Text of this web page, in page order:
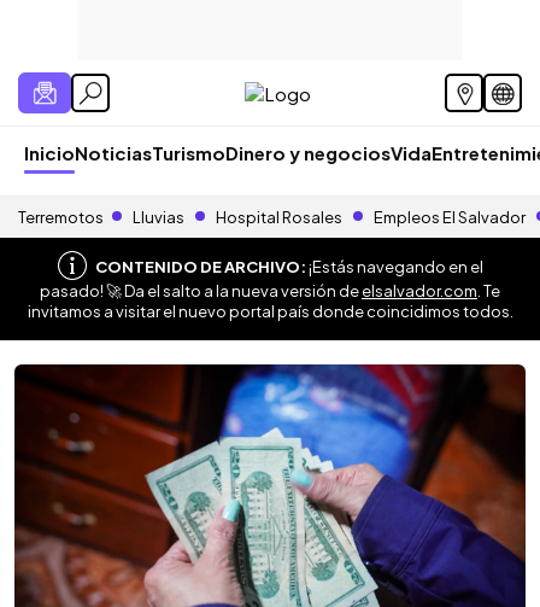
InicioNoticiasTurismoDinero y negociosVida
Terremotos Lluvias Hospital Rosales Empleos El Salvador
CONTENIDO DE ARCHIVO:¡Estás navegando en el
pasado! 🚀 Da el salto a la nueva versión deelsalvador.com . Te
invitamos a visitar el nuevo portal país donde coincidimos todos.